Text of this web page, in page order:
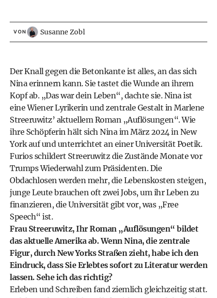
VON Susanne Zobl
Der Knall gegen die Betonkante ist alles, an das sich
Nina erinnern kann. Sie tastet die Wunde an ihrem
Kopf ab. „Das war dein Leben“, dachte sie. Nina ist
eine Wiener Lyrikerin und zentrale Gestalt in Marlene
Streeruwitz’ aktuellem Roman „Auflösungen“. Wie
ihre Schöpferin hält sich Nina im März 2024 in New
York auf und unterrichtet an einer Universität Poetik.
Furios schildert Streeruwitz die Zustände Monate vor
Trumps Wiederwahl zum Präsidenten. Die
Obdachlosen werden mehr, die Lebenskosten steigen,
junge Leute brauchen oft zwei Jobs, um ihr Leben zu
finanzieren, die Universität gibt vor, was „Free
Speech“ ist.
Frau Streeruwitz, Ihr Roman „Auflösungen“ bildet
das aktuelle Amerika ab. Wenn Nina, die zentrale
Figur, durch New Yorks Straßen zieht, habe ich den
Eindruck, dass Sie Erlebtes sofort zu Literatur werden
lassen. Sehe ich das richtig?
Erleben und Schreiben fand ziemlich gleichzeitig statt.